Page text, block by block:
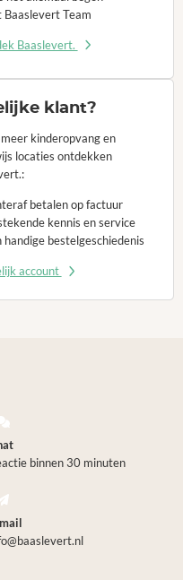
Baaslevert Team
Baaslevert.
klant?
kinderopvang en
locaties ontdekken
betalen op factuur
kennis en service
handige bestelgeschiedenis
account
binnen 30 minuten